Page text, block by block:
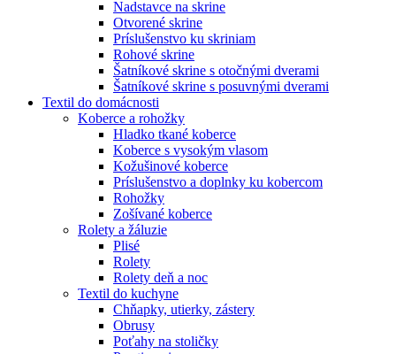
Nadstavce na skrine
Otvorené skrine
Príslušenstvo ku skriniam
Rohové skrine
Šatníkové skrine s otočnými dverami
Šatníkové skrine s posuvnými dverami
Textil do domácnosti
Koberce a rohožky
Hladko tkané koberce
Koberce s vysokým vlasom
Kožušinové koberce
Príslušenstvo a doplnky ku kobercom
Rohožky
Zošívané koberce
Rolety a žáluzie
Plisé
Rolety
Rolety deň a noc
Textil do kuchyne
Chňapky, utierky, zástery
Obrusy
Poťahy na stoličky